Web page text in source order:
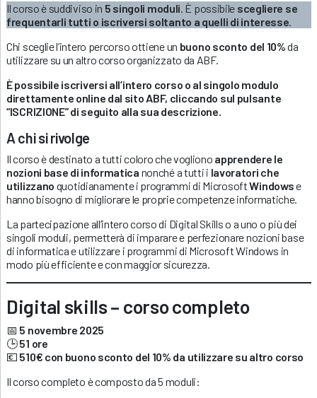
Il corso è suddiviso in 5 singoli moduli . È possibile scegliere se
frequentarli tutti o iscriversi soltanto a quelli di interesse
Chi sceglie l’intero percorso ottiene un buono sconto del 10%da
utilizzare su un altro corso organizzato da ABF.
È possibile iscriversi all’intero corso o al singolo modulo
direttamente online dal sito ABF, cliccando sul pulsante
“ISCRIZIONE” di seguito alla sua descrizione.
A chi si rivolge
Il corso è destinato a tutti coloro che vogliono apprendere le
nozioni base di informatica nonché a tutti i lavoratori che
utilizzano quotidianamente i programmi di MicrosoftWindowse
hanno bisogno di migliorare le proprie competenze informatiche.
La partecipazione all’intero corso di Digital Skills o a uno o più dei
singoli moduli, permetterà di imparare e perfezionare nozioni base
di informatica e utilizzare i programmi di Microsoft Windows in
modo più efficiente e con maggior sicurezza.
Digital skills – corso completo
📅 5 novembre 2025
🕒51 ore
💶 510€ con buono sconto del 10% da utilizzare su altro corso
Il corso completo è composto da 5 moduli: